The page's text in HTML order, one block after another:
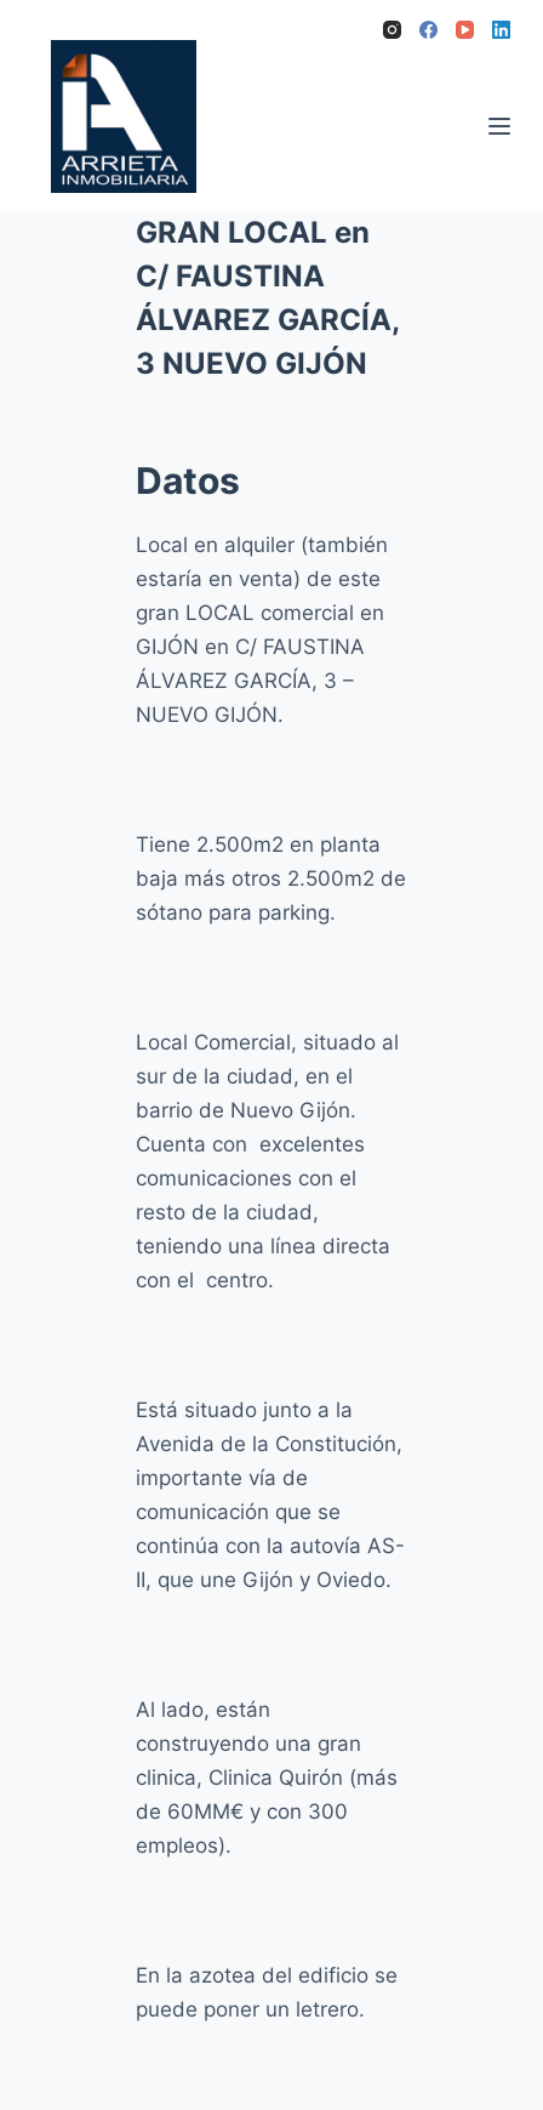
GRAN LOCAL en
C/ FAUSTINA
ÁLVAREZ GARCÍA,
3 NUEVO GIJÓN
Datos
Local en alquiler (también
estaría en venta) de este
gran LOCAL comercial en
GIJÓN en C/ FAUSTINA
ÁLVAREZ GARCÍA, 3 –
NUEVO GIJÓN.
Tiene 2.500m2 en planta
baja más otros 2.500m2 de
sótano para parking.
Local Comercial, situado al
sur de la ciudad, en el
barrio de Nuevo Gijón.
Cuenta con excelentes
comunicaciones con el
resto de la ciudad,
teniendo una línea directa
con el centro.
Está situado junto a la
Avenida de la Constitución,
importante vía de
comunicación que se
continúa con la autovía AS-
II, que une Gijón y Oviedo.
Al lado, están
construyendo una gran
clinica, Clinica Quirón (más
de 60MM€ y con 300
empleos).
En la azotea del edificio se
puede poner un letrero.